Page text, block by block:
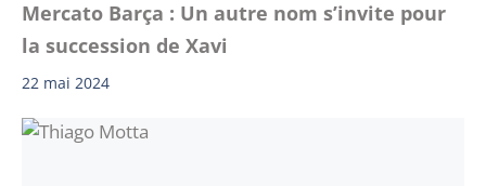
Mercato Barça : Un autre nom s’invite pour
la succession de Xavi
22 mai 2024